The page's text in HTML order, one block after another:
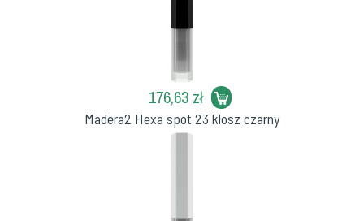
176,63 zł
Madera2 Hexa spot 23 klosz czarny